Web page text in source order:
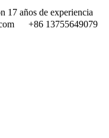
17 años de experiencia
+86 13755649079